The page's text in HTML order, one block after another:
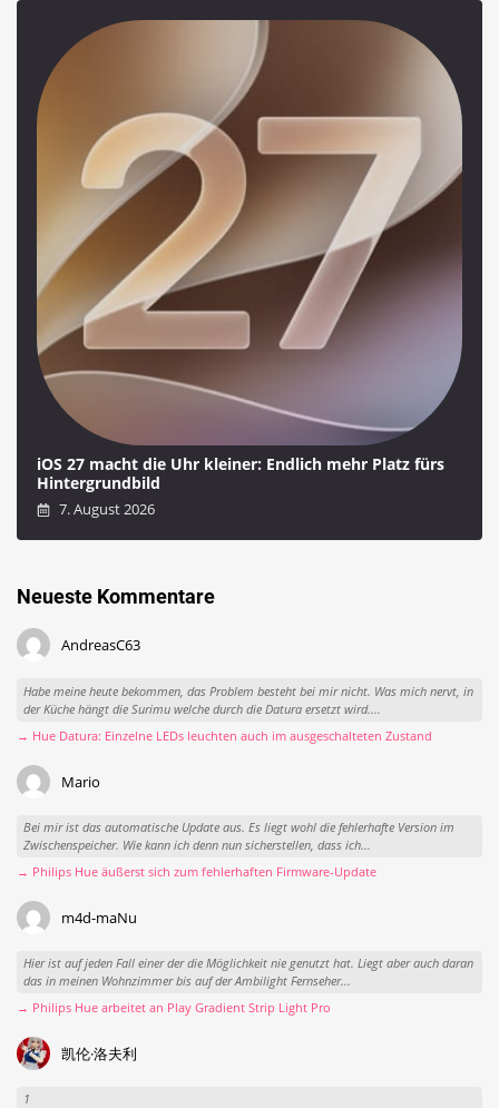
iOS 27 macht die Uhr kleiner: Endlich mehr Platz fürs
Hintergrundbild
7. August 2026
Neueste Kommentare
AndreasC63
Habe meine heute bekommen, das Problem besteht bei mir nicht. Was mich nervt, in
der Küche hängt die Surimu welche durch die Datura ersetzt wird....
→ Hue Datura: Einzelne LEDs leuchten auch im ausgeschalteten Zustand
Mario
Bei mir ist das automatische Update aus. Es liegt wohl die fehlerhafte Version im
Zwischenspeicher. Wie kann ich denn nun sicherstellen, dass ich...
→ Philips Hue äußerst sich zum fehlerhaften Firmware-Update
m4d-maNu
Hier ist auf jeden Fall einer der die Möglichkeit nie genutzt hat. Liegt aber auch daran
das in meinen Wohnzimmer bis auf der Ambilight Fernseher...
→ Philips Hue arbeitet an Play Gradient Strip Light Pro
凯伦·洛夫利
1